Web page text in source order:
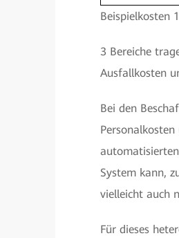
Beispielkosten
3 Bereiche
Ausfallkosten
Bei den
System kann,
vielleicht auch
Für dieses